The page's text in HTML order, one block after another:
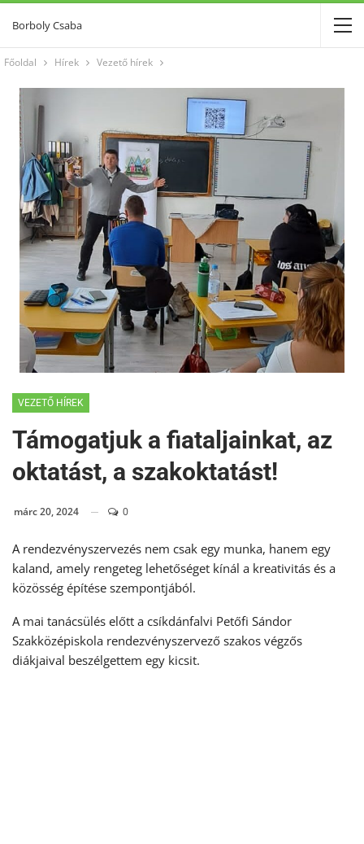
Borboly Csaba
Főoldal Hírek Vezető hírek
VEZETŐ HÍREK
Támogatjuk a fiataljainkat, az
oktatást, a szakoktatást!
márc 20, 2024 0
A rendezvényszervezés nem csak egy munka, hanem egy
kaland, amely rengeteg lehetőséget kínál a kreativitás és a
közösség építése szempontjából.
A mai tanácsülés előtt a csíkdánfalvi Petőfi Sándor
Szakközépiskola rendezvényszervező szakos végzős
diákjaival beszélgettem egy kicsit.